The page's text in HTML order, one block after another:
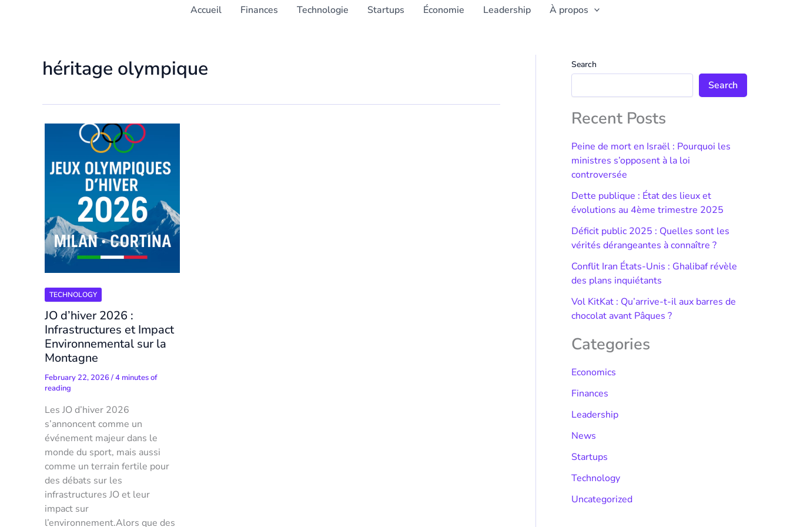
Accueil Finances Technologie Startups Économie Leadership À propos
héritage olympique
TECHNOLOGY
JO d’hiver 2026 :
Infrastructures et Impact
Environnemental sur la
Montagne
February 22, 2026/4 minutes of
reading
Les JO d’hiver 2026
s’annoncent comme un
événement majeur dans le
monde du sport, mais aussi
comme un terrain fertile pour
des débats sur les
infrastructures JO et leur
impact sur
l’environnement.Alors que des
Search
Search
Recent Posts
Peine de mort en Israël : Pourquoi les
ministres s’opposent à la loi
controversée
Dette publique : État des lieux et
évolutions au 4ème trimestre 2025
Déficit public 2025 : Quelles sont les
vérités dérangeantes à connaître ?
Conflit Iran États-Unis : Ghalibaf révèle
des plans inquiétants
Vol KitKat : Qu’arrive-t-il aux barres de
chocolat avant Pâques ?
Categories
Economics
Finances
Leadership
News
Startups
Technology
Uncategorized